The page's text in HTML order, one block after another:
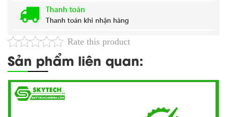
Thanh toán
Thanh toán khi nhận hàng
Rate this product
Sản phẩm liên quan: